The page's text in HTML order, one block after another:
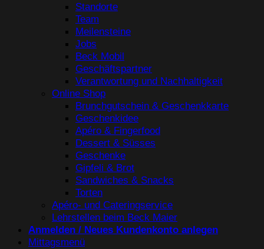
Standorte
Team
Meilensteine
Jobs
Beck Mobil
Geschäftspartner
Verantwortung und Nachhaltigkeit
Online Shop
Brunchgutschein & Geschenkkarte
Geschenkidee
Apéro & Fingerfood
Dessert & Süsses
Geschenke
Gipfeli & Brot
Sandwiches & Snacks
Torten
Apéro- und Cateringservice
Lehrstellen beim Beck Maier
Anmelden / Neues Kundenkonto anlegen
Mittagsmenü